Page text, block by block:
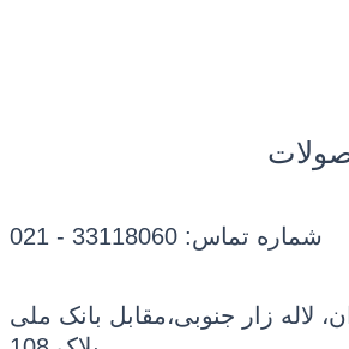
تماس: 33118060 - 021
زار جنوبی،مقابل بانک ملی